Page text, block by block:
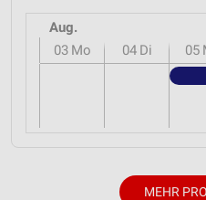
Aug.
03 Mo 04 Di 05
MEHR